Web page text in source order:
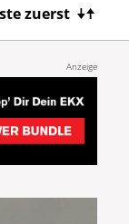
zuerst
Anzeige